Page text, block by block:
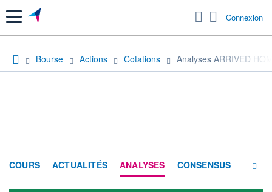
Menu Connexion
Bourse Actions Cotations Analyses ARRIVED
COURS ACTUALITÉS ANALYSES CONSENSUS